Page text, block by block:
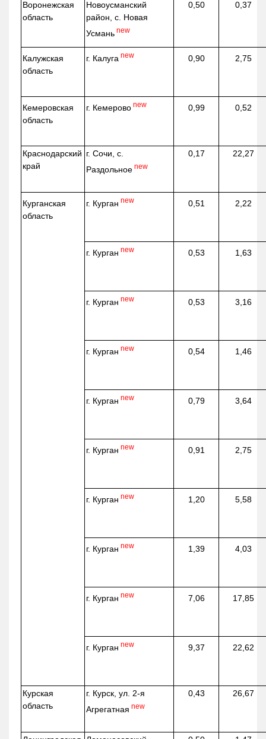
Воронежская
область
Новоусманский
район, с. Новая
Усмань new
0,50 0,37
Калужская
область
г. Калуга new 0,90 2,75
Кемеровская
область
г. Кемерово new 0,99 0,52
Краснодарский
край
г. Сочи, с.
Раздольное new
0,17 22,27
Курганская
область
г. Курган new 0,51 2,22
г. Курган new 0,53 1,63
г. Курган new 0,53 3,16
г. Курган new 0,54 1,46
г. Курган new 0,79 3,64
г. Курган new 0,91 2,75
г. Курган new 1,20 5,58
г. Курган new 1,39 4,03
г. Курган new 7,06 17,85
г. Курган new 9,37 22,62
Курская
область
г. Курск, ул. 2-я
Агрегатная new
0,43 26,67